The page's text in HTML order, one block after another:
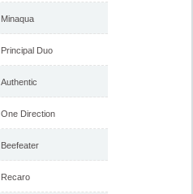
Minaqua
Principal Duo
Authentic
One Direction
Beefeater
Recaro